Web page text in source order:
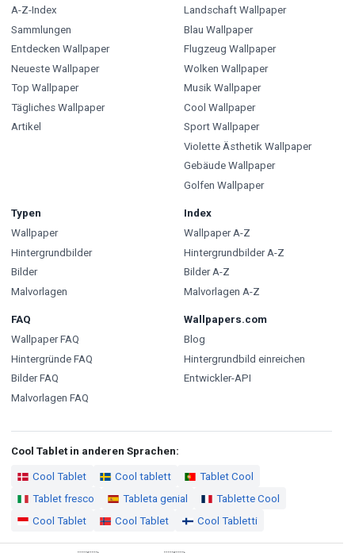
A-Z-Index
Sammlungen
Entdecken Wallpaper
Neueste Wallpaper
Top Wallpaper
Tägliches Wallpaper
Artikel
Landschaft Wallpaper
Blau Wallpaper
Flugzeug Wallpaper
Wolken Wallpaper
Musik Wallpaper
Cool Wallpaper
Sport Wallpaper
Violette Ästhetik Wallpaper
Gebäude Wallpaper
Golfen Wallpaper
Typen
Wallpaper
Hintergrundbilder
Bilder
Malvorlagen
Index
Wallpaper A-Z
Hintergrundbilder A-Z
Bilder A-Z
Malvorlagen A-Z
FAQ
Wallpaper FAQ
Hintergründe FAQ
Bilder FAQ
Malvorlagen FAQ
Wallpapers.com
Blog
Hintergrundbild einreichen
Entwickler-API
Cool Tablet in anderen Sprachen:
Cool Tablet Cool tablett
Tablet Cool
Tablet fresco
Tableta genial
Tablette Cool
Cool Tablet
Cool Tablet Cool Tabletti